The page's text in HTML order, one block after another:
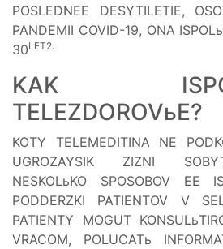
POSLEDNEE DESYTILETIE,
PANDEMII COVID-19, ONA
30LET2.
KAK
TELEZDOROVьE?
KOTY TELEMEDITINA NE
UGROZAYSIK ZIZNI
NESKOLьKO SPOSOBOV EE
PODDERZKI PATIENTOV V
PATIENTY MOGUT
VRACOM, POLUCATь